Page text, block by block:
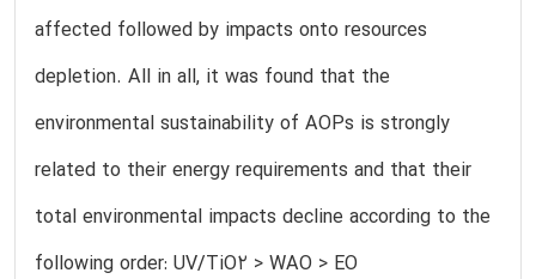
affected followed by impacts onto resources
depletion. All in all, it was found that the
environmental sustainability of AOPs is strongly
related to their energy requirements and that their
total environmental impacts decline according to the
following order: UV/TiO2 > WAO > EO